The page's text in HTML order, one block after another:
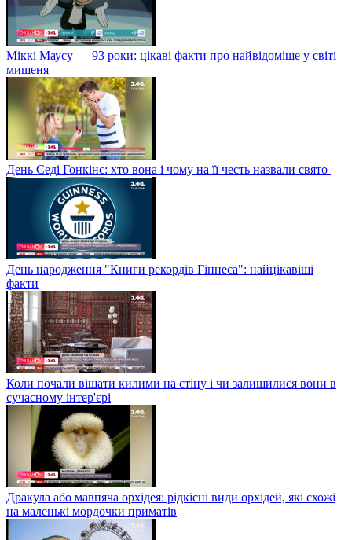
Міккі Маусу — 93 роки: цікаві факти про найвідоміше у світі
мишеня
День Седі Гонкінс: хто вона і чому на її честь назвали свято
День народження "Книги рекордів Гіннеса": найцікавіші
факти
Коли почали вішати килими на стіну і чи залишилися вони в
сучасному інтер'єрі
Дракула або мавпяча орхідея: рідкісні види орхідей, які схожі
на маленькі мордочки приматів